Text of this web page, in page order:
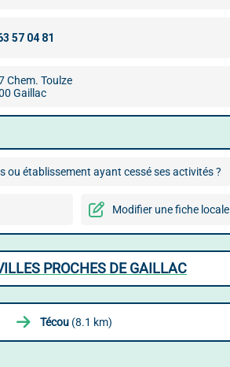
Chem. Toulze
Gaillac
établissement ayant cessé ses activités ?
Modifier une fiche locale
PROCHES DE GAILLAC
Técou(8.1 km)